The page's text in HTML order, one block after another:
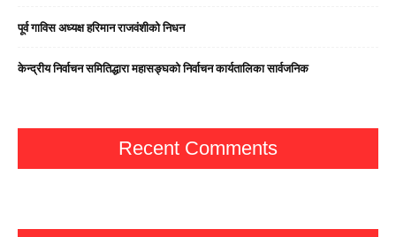
पूर्व गाविस अध्यक्ष हरिमान राजवंशीको निधन
केन्द्रीय निर्वाचन समितिद्धारा महासङ्घको निर्वाचन कार्यतालिका सार्वजनिक
Recent Comments